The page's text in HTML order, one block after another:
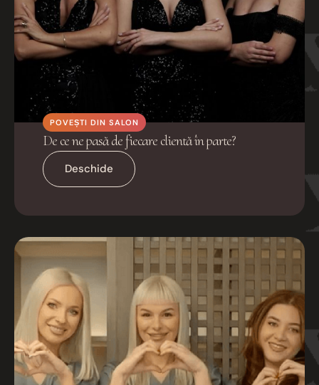
POVEȘTI DIN SALON
De ce ne pasă de fiecare clientă în parte?
Deschide